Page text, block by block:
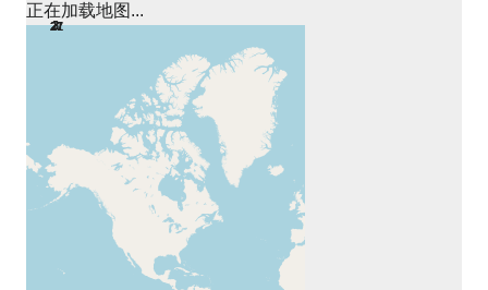
正在加载地图...
2
3
27
2
21